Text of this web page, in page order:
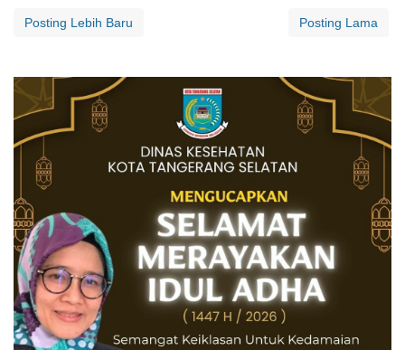
Posting Lebih Baru Posting Lama